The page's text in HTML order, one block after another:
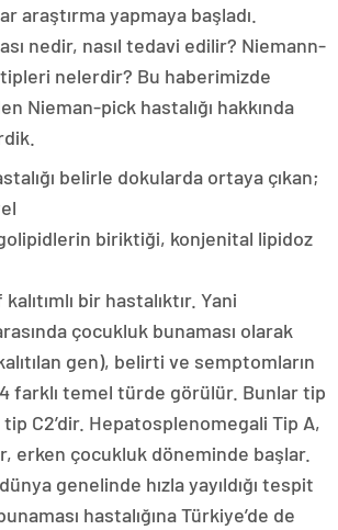
araştırma yapmaya başladı.
nedir, nasıl tedavi edilir? Niemann-
tipleri nelerdir? Bu haberimizde
Nieman-pick hastalığı hakkında
belirle dokularda ortaya çıkan;
biriktiği, konjenital lipidoz
bir hastalıktır. Yani
çocukluk bunaması olarak
gen), belirti ve semptomların
farklı temel türde görülür. Bunlar tip
C2’dir. Hepatosplenomegali Tip A,
erken çocukluk döneminde başlar.
genelinde hızla yayıldığı tespit
hastalığına Türkiye’de de